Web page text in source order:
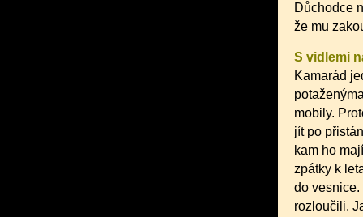
Důchodce
že mu
S vidlemi
Kamarád
mobily.
jít po
kam ho
zpátky k
do
rozloučili.